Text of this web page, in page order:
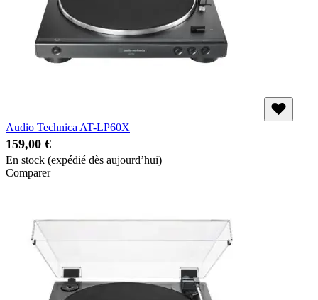
Audio Technica AT-LP60X
159,00 €
En stock (expédié dès aujourd’hui)
Comparer